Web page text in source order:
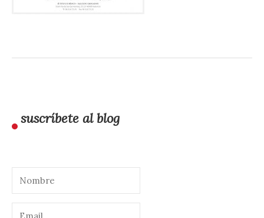
suscríbete al blog